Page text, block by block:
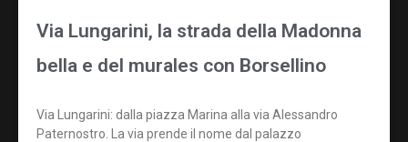
Via Lungarini, la strada della Madonna
bella e del murales con Borsellino
Via Lungarini: dalla piazza Marina alla via Alessandro
Paternostro. La via prende il nome dal palazzo